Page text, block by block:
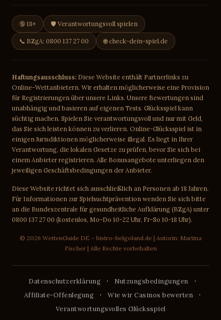
🔞 18+ 🛡️ Verantwortungsvoll spielen
📞 BZgA: 0800 137 27 00 🌐 check-dein-spiel.de
Haftungsausschluss: Diese Website enthält Partnerlinks zu
Online-Wettanbietern. Wir erhalten möglicherweise eine Provision
für Registrierungen über unsere Links. Unsere Bewertungen sind
unabhängig und basieren auf eigenen Tests. Glücksspiel kann
süchtig machen. Spielen Sie verantwortungsvoll und nur mit Geld,
das Sie sich leisten können zu verlieren. Online-Glücksspiel ist in
einigen Jurisdiktionen möglicherweise illegal. Es liegt in Ihrer
Verantwortung, die lokalen Gesetze zu prüfen, bevor Sie sich bei
einem Anbieter registrieren. Alle Bonusangebote unterliegen den
jeweiligen Geschäftsbedingungen der Anbieter.
Diese Website richtet sich ausschließlich an Personen ab 18 Jahren.
Für Informationen zur Spielsuchtprävention wenden Sie sich bitte
an die Bundeszentrale für gesundheitliche Aufklärung (BZgA) unter
0800 137 27 00 (kostenlos, Mo-Do 10-22 Uhr, Fr-So 10-18 Uhr).
© 2026 WettenGuide DE – bistro-helgoland.de | Autorin: Martina
Fischer | Alle Rechte vorbehalten
Datenschutzerklärung · Nutzungsbedingungen ·
Affiliate-Offenlegung · Wie wir Casinos bewerten ·
Verantwortungsvolles Glücksspiel